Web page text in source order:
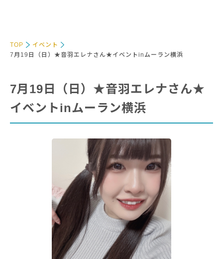
TOP
イベント
7月19日（日）★音羽エレナさん★イベントinムーラン横浜
7月19日（日）★音羽エレナさん★
イベントinムーラン横浜